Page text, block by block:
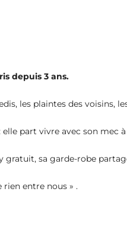
depuis 3 ans.
les plaintes des voisins,
part vivre avec son mec
gratuit, sa garde-robe
rien entre nous » .